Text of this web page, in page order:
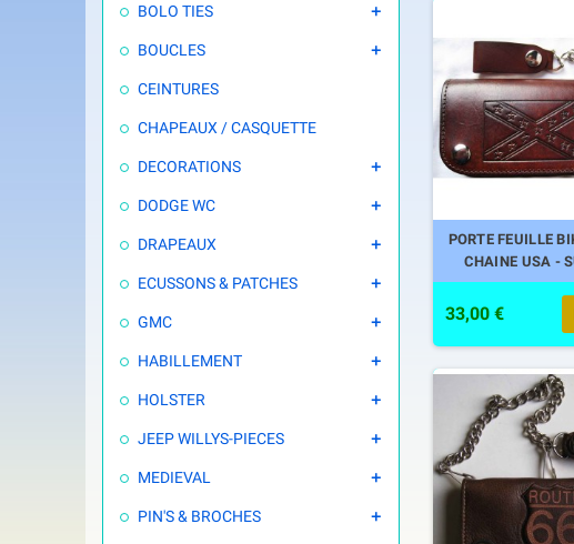
BOLO TIES 
BOUCLES 
CEINTURES
CHAPEAUX / CASQUETTE
DECORATIONS 
DODGE WC 
DRAPEAUX 
ECUSSONS & PATCHES 
GMC 
HABILLEMENT 
HOLSTER 
JEEP WILLYS-PIECES 
MEDIEVAL 
PIN'S & BROCHES 
PORTE FEUILLE
CHAINE USA -
33,00 €